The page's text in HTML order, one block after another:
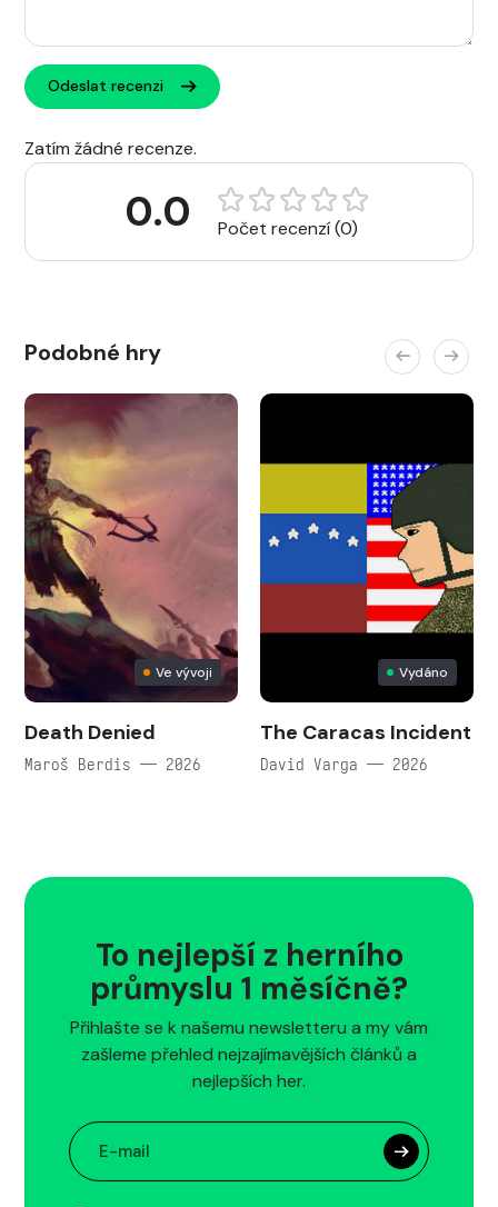
Odeslat recenzi
Zatím žádné recenze.
0.0 Počet recenzí (0)
Podobné hry
Ve vývoji
Death Denied
Maroš Berdis — 2026
Vydáno
The Caracas Incident
David Varga — 2026
To nejlepší z herního
průmyslu 1 měsíčně?
Přihlašte se k našemu newsletteru a my vám
zašleme přehled nejzajímavějších článků a
nejlepších her.